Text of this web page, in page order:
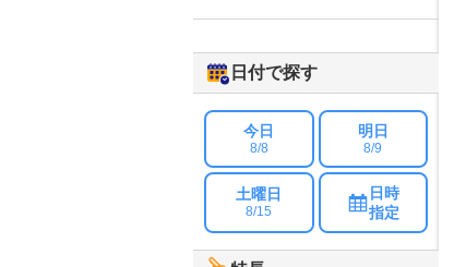
日付で探す
今日
8/8
明日
8/9
土曜日
8/15
日時
指定